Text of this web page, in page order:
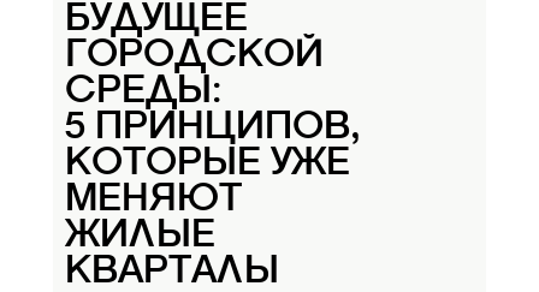
БУДУЩЕЕ
ГОРОДСКОЙ
СРЕДЫ:
5 ПРИНЦИПОВ,
КОТОРЫЕ УЖЕ
МЕНЯЮТ
ЖИЛЫЕ
КВАРТАЛЫ